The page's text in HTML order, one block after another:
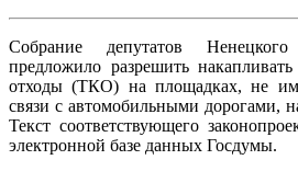
Собрание депутатов
предложило разрешить
отходы (ТКО) на площадках, не
связи с автомобильными дорогами,
Текст соответствующего
электронной базе данных Госдумы.